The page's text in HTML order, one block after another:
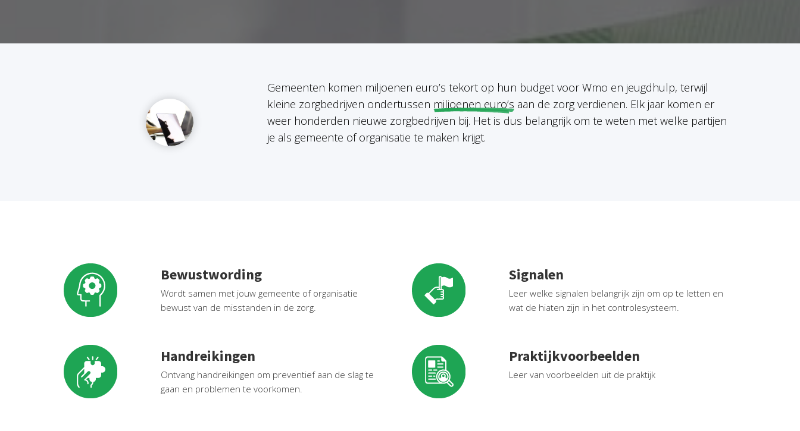
Gemeenten komen miljoenen euro’s tekort op hun budget voor Wmo en jeugdhulp, terwijl
kleine zorgbedrijven ondertussen miljoenen euro’s aan de zorg verdienen. Elk jaar komen er
weer honderden nieuwe zorgbedrijven bij. Het is dus belangrijk om te weten met welke partijen
je als gemeente of organisatie te maken krijgt.
Bewustwording
Wordt samen met jouw gemeente of organisatie
bewust van de misstanden in de zorg.
Signalen
Leer welke signalen belangrijk zijn om op te letten en
wat de hiaten zijn in het controlesysteem.
Handreikingen
Ontvang handreikingen om preventief aan de slag te
gaan en problemen te voorkomen.
Praktijkvoorbeelden
Leer van voorbeelden uit de praktijk